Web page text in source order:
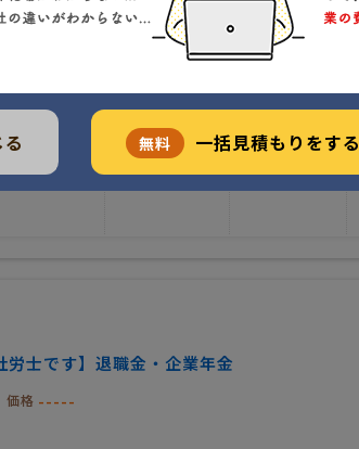
事務所特色
若い
開業年
労士です】退職金・企業年金
価格 -----
無料 一括見積もりをする